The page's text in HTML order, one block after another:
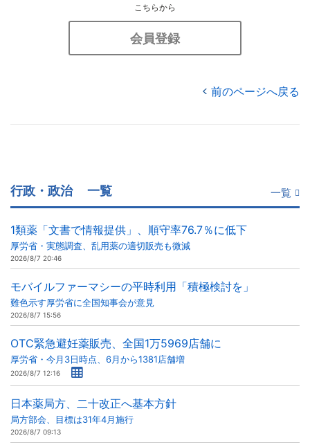
こちらから
会員登録
前のページへ戻る
行政・政治 一覧 一覧
1類薬「文書で情報提供」、順守率76.7％に低下
厚労省・実態調査、乱用薬の適切販売も微減
2026/8/7 20:46
モバイルファーマシーの平時利用「積極検討を」
難色示す厚労省に全国知事会が意見
2026/8/7 15:56
OTC緊急避妊薬販売、全国1万5969店舗に
厚労省・今月3日時点、6月から1381店舗増
2026/8/7 12:16
日本薬局方、二十改正へ基本方針
局方部会、目標は31年4月施行
2026/8/7 09:13